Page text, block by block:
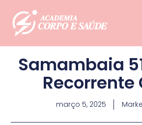
Samambaia
Recorrente
março 5, 2025